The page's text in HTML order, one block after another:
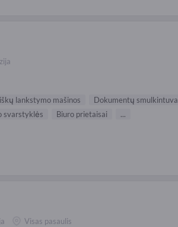
lankstymo mašinos
Dokumentų
svarstyklės Biuro prietaisai ...
Visas pasaulis